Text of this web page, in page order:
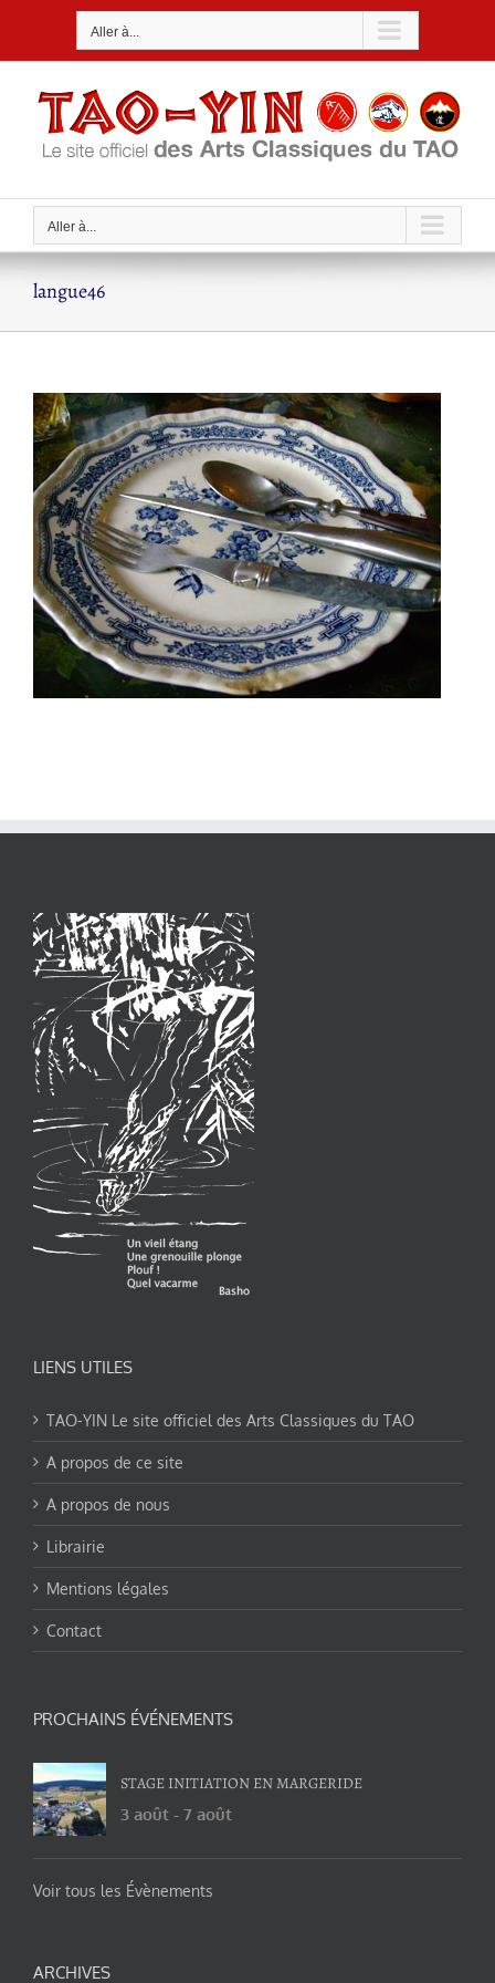
Aller à...
Aller à...
langue46
LIENS UTILES
TAO-YIN Le site officiel des Arts Classiques du TAO
A propos de ce site
A propos de nous
Librairie
Mentions légales
Contact
PROCHAINS ÉVÉNEMENTS
STAGE INITIATION EN MARGERIDE
3 août - 7 août
Voir tous les Évènements
ARCHIVES